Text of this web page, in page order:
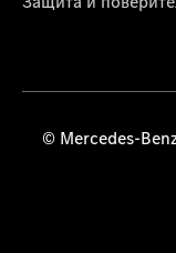
© Mercedes-